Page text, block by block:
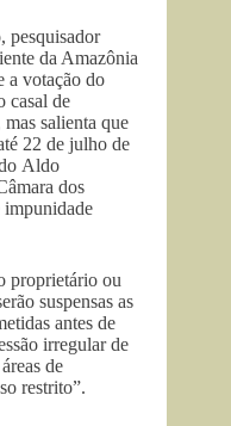
pesquisador
da Amazônia
a votação do
casal de
salienta que
22 de julho de
Aldo
dos
impunidade
proprietário ou
suspensas as
antes de
irregular de
de
restrito”.